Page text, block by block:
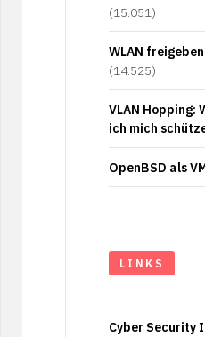
(15.051)
WLAN
(14.525)
VLAN Hopping:
ich mich
OpenBSD als
LINKS
Cyber Security